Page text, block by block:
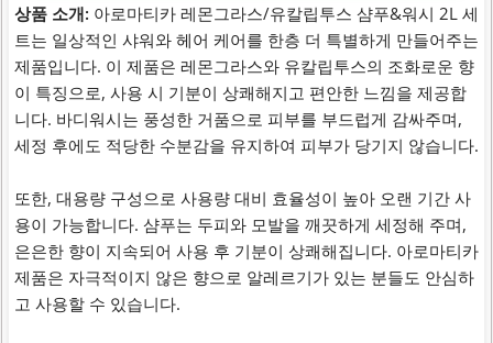
상품 소개: 아로마티카 레몬그라스/유칼립투스 샴푸&워시 2L 세
트는 일상적인 샤워와 헤어 케어를 한층 더 특별하게 만들어주는
제품입니다. 이 제품은 레몬그라스와 유칼립투스의 조화로운 향
이 특징으로, 사용 시 기분이 상쾌해지고 편안한 느낌을 제공합
니다. 바디워시는 풍성한 거품으로 피부를 부드럽게 감싸주며,
세정 후에도 적당한 수분감을 유지하여 피부가 당기지 않습니다.
또한, 대용량 구성으로 사용량 대비 효율성이 높아 오랜 기간 사
용이 가능합니다. 샴푸는 두피와 모발을 깨끗하게 세정해 주며,
은은한 향이 지속되어 사용 후 기분이 상쾌해집니다. 아로마티카
제품은 자극적이지 않은 향으로 알레르기가 있는 분들도 안심하
고 사용할 수 있습니다.